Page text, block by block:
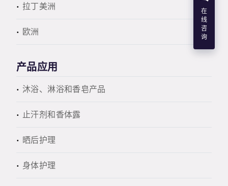
拉丁美洲
欧洲
产品应用
沐浴、淋浴和香皂产品
止汗剂和香体露
晒后护理
身体护理
在
线
咨
询